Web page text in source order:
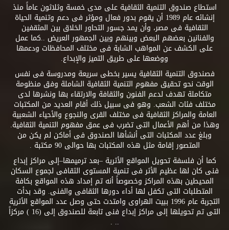
استطاع صندوق التنمية الثقافية على مدى خمسة وثلاثون عاماً منذ
إنشائه عام 1989 أن يقوم بدور فعال ومؤثر فى دعم وتنمية الحياة
الثقافية فى مصر، وأن يمد جسور التحاور الخلاق بين المثقفين
والفنانين بعضهم البعض وبينهم وبين الجمهور العريض ..كما عمل
على الكشف عن المواهب الشابة فى مختلف المحافظات ودعمها
ووضعها على طريق التميز والإبداع.
فصندوق التنمية الثقافية يسير بخطى سريعة ومدروسة فى نفس
الوقت نحو تحقيق مفهوم التنمية الثقافية الشاملة وفق منظومة
متكاملة تهدف لدعم الفنون والثقافة والارتقاء بها ونشرها لدى
مختلف فئات الشعب. وهو فى سبيل ذلك أقام العديد من المكتبات
العامة والمراكز الثقافية فى مختلف القرى والنجوع والأحياء الشعبية
وهذا من أهم الأعمال التى تضرب فى عمق مفهوم التنمية الثقافية.
وبلغ عدد المكتبات التى أنشأها الصندوق فى أماكن لم يكن من
المتصور إقامة مثل هذه المكتبات بها حوالى 90 مكتبة .
كما أن فلسفة تحويل المواقع الأثرية –بعد ترميمها–إلى مراكز إبداع
فنى كان لها عظيم الأثر فى تنمية المستوى الثقافى لجموع السكان
المحيطين بهذه المراكز وخصوصاً أنه تم إمداد هذه المواقع بكافة
المتطلبات التى تكفل لها أداء دورها الثقافى والفنى. وقد بدأت
التجربة عام 1996 ببيت الهراوى وامتدت حتى وصل عدد المواقع الأثرية
التى تم تحويلها إلى مراكز إبداع فنى تابعة للصندوق إلى (16 ) مركزاً
.. .